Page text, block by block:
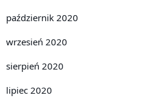
październik 2020
wrzesień 2020
sierpień 2020
lipiec 2020